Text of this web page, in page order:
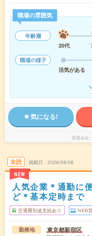
職場の雰囲気
年齢層
20代
職場の様子
活気がある
気になる!
派遣会社
未読
NEW
掲載日 2026/08/06
人気企業＊通勤に
ど＊基本定時まで
交通費別途支給あり WEB
勤務地 東京都新宿区